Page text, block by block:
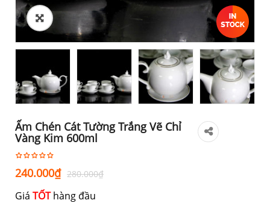
Ấm Chén Cát Tường Trắng Vẽ Chỉ
Vàng Kim 600ml
280.000₫Giá
240.000₫
Giá
Giá TỐThàng đầu